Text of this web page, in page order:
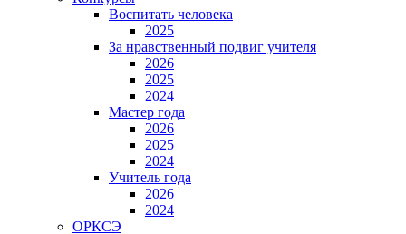
Воспитать человека
2025
За нравственный подвиг учителя
2026
2025
2024
Мастер года
2026
2025
2024
Учитель года
2026
2024
ОРКСЭ